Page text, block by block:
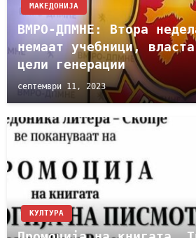
МАКЕДОНИЈА
ВМРО-ДПМНЕ: Втора
немаат учебници,
цели генерации
септември 11, 2023
КУЛТУРА